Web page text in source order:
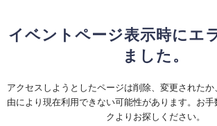
イベントページ表示時にエ
ました。
アクセスしようとしたページは削除、変更された
由により現在利用できない可能性があります。お
クよりお探しください。